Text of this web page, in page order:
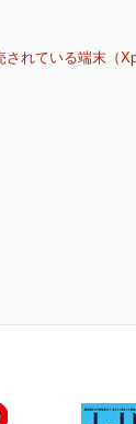
れている端末（